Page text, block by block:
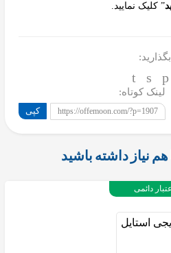
” کلیک نمایید.
لینک کوتاه:
https://offemoon.com/?p=1907 کپی
نیاز داشته باشید
اعتبار دائمی